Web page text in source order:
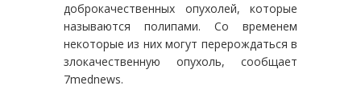
доброкачественных опухолей, которые
называются полипами. Со временем
некоторые из них могут перерождаться в
злокачественную опухоль, сообщает
7mednews.